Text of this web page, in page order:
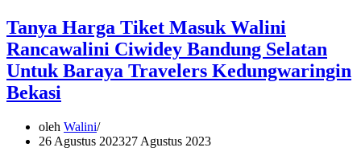
Tanya Harga Tiket Masuk Walini
Rancawalini Ciwidey Bandung Selatan
Untuk Baraya Travelers Kedungwaringin
Bekasi
oleh Walini
26 Agustus 202327 Agustus 2023